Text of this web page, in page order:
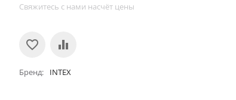
Свяжитесь с нами насчёт цены
Бренд INTEX